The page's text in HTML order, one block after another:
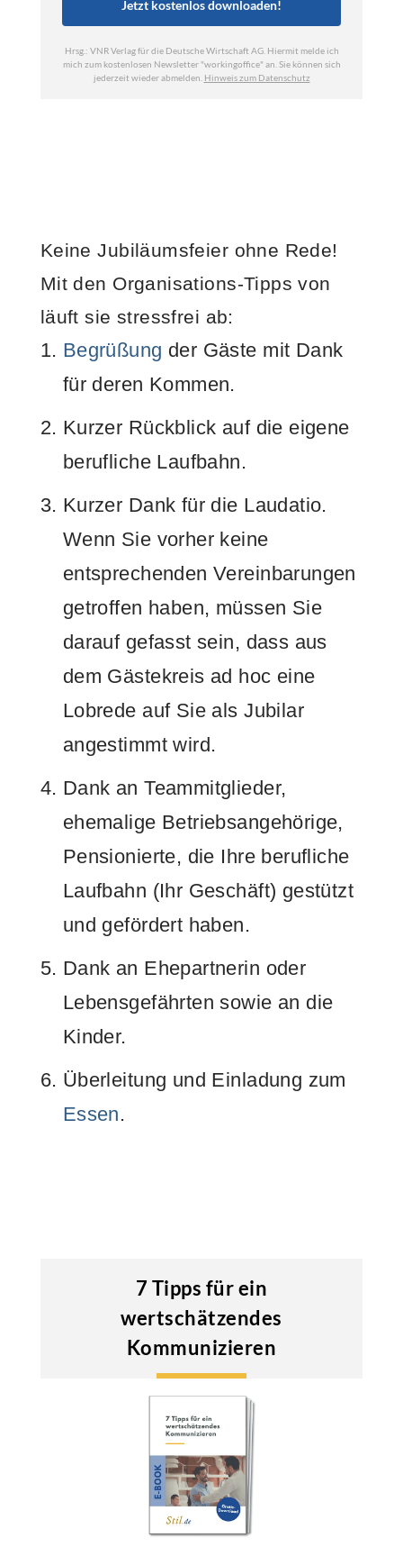
Keine Jubiläumsfeier ohne Rede!
Mit den Organisations-Tipps von
läuft sie stressfrei ab:
Begrüßung der Gäste mit Dank
für deren Kommen.
Kurzer Rückblick auf die eigene
berufliche Laufbahn.
Kurzer Dank für die Laudatio.
Wenn Sie vorher keine
entsprechenden Vereinbarungen
getroffen haben, müssen Sie
darauf gefasst sein, dass aus
dem Gästekreis ad hoc eine
Lobrede auf Sie als Jubilar
angestimmt wird.
Dank an Teammitglieder,
ehemalige Betriebsangehörige,
Pensionierte, die Ihre berufliche
Laufbahn (Ihr Geschäft) gestützt
und gefördert haben.
Dank an Ehepartnerin oder
Lebensgefährten sowie an die
Kinder.
Überleitung und Einladung zum
Essen.